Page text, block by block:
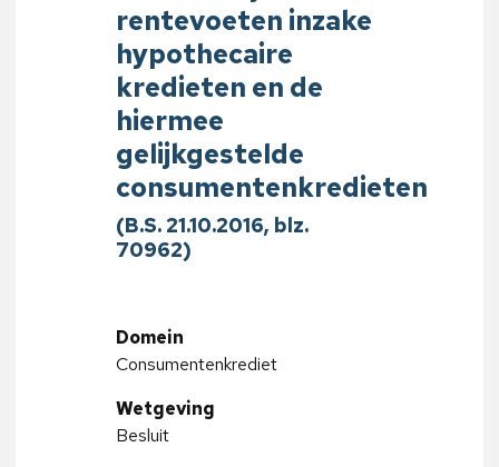
rentevoeten inzake
hypothecaire
kredieten en de
hiermee
gelijkgestelde
consumentenkredieten
(B.S. 21.10.2016, blz.
70962)
Domein
Consumentenkrediet
Wetgeving
Besluit